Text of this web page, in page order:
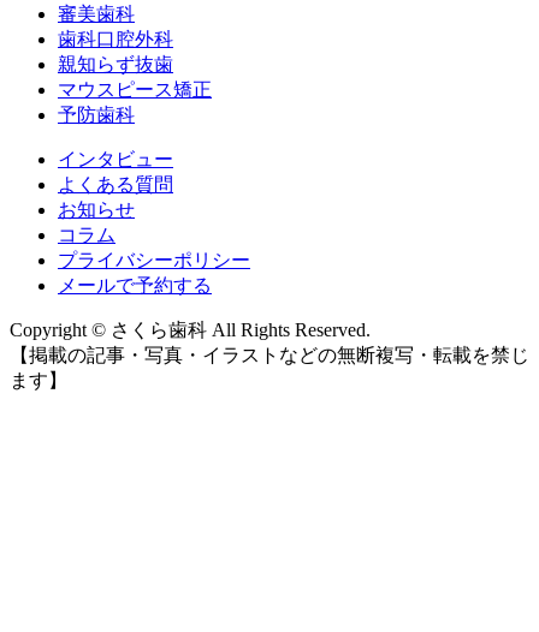
審美歯科
歯科口腔外科
親知らず抜歯
マウスピース矯正
予防歯科
インタビュー
よくある質問
お知らせ
コラム
プライバシーポリシー
メールで予約する
Copyright © さくら歯科 All Rights Reserved.
【掲載の記事・写真・イラストなどの無断複写・転載を禁じ
ます】